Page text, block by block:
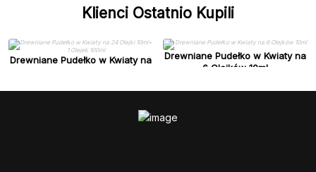
Klienci Ostatnio Kupili
Drewniane Pudełko w Kwiaty na
Drewniane Pudełko w Kwiaty na
6 Olejków 10ml